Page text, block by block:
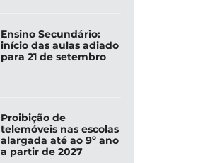
Ensino Secundário:
início das aulas adiado
para 21 de setembro
Proibição de
telemóveis nas escolas
alargada até ao 9º ano
a partir de 2027